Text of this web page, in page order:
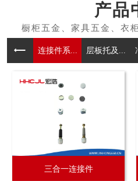
产品
连接件系... 层板托及...
三合一连接件